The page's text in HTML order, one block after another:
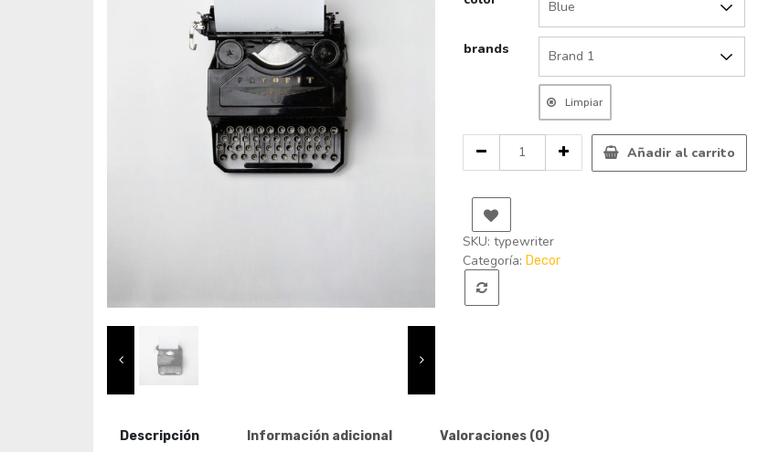
brands
Limpiar
Añadir al carrito
SKU: typewriter
Categoría: Decor
Descripción Información adicional Valoraciones (0)